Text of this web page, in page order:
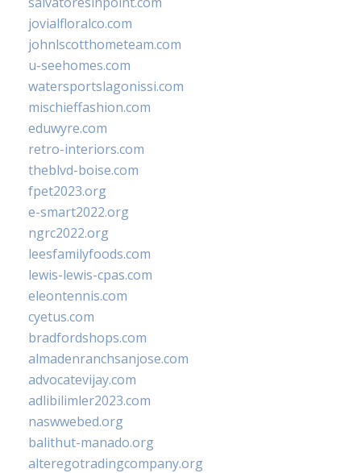
jovialfloralco.com
johnlscotthometeam.com
u-seehomes.com
watersportslagonissi.com
mischieffashion.com
eduwyre.com
retro-interiors.com
theblvd-boise.com
fpet2023.org
e-smart2022.org
ngrc2022.org
leesfamilyfoods.com
lewis-lewis-cpas.com
eleontennis.com
cyetus.com
bradfordshops.com
almadenranchsanjose.com
advocatevijay.com
adlibilimler2023.com
naswwebed.org
balithut-manado.org
alteregotradingcompany.org